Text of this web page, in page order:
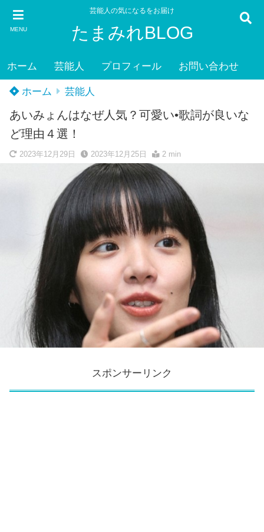
MENU
芸能人の気になるをお届け
たまみれBLOG
ホーム 芸能人 プロフィール お問い合わせ
ホーム 芸能人
あいみょんはなぜ人気？可愛い•歌詞が良いな
ど理由４選！
2023年12月29日 2023年12月25日 2 min
スポンサーリンク